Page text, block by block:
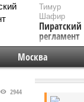
Тимур
Шафир
Пиратский
регламент
Москва
2944